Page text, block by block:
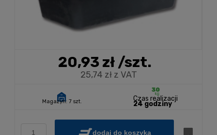
20,93 zł/szt.
25,74 zł z VAT
Magazyn: 7 szt. Czas realizacji
24 godziny
dodaj do koszyka